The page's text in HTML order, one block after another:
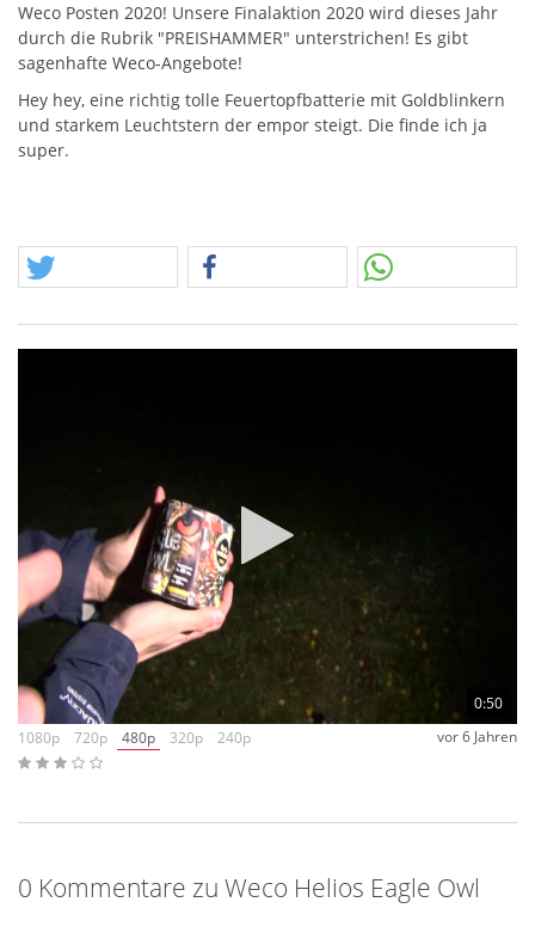
Weco Posten 2020! Unsere Finalaktion 2020 wird dieses Jahr
durch die Rubrik "PREISHAMMER" unterstrichen! Es gibt
sagenhafte Weco-Angebote!
Hey hey, eine richtig tolle Feuertopfbatterie mit Goldblinkern
und starkem Leuchtstern der empor steigt. Die finde ich ja
super.
0:50
1080p
720p 480p 320p 240p vor 6 Jahren
0 Kommentare zu Weco Helios Eagle Owl